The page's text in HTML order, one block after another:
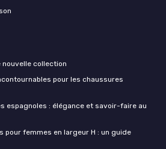
collection
pour les chaussures
espagnoles : élégance et savoir-faire au
pour femmes en largeur H : un guide